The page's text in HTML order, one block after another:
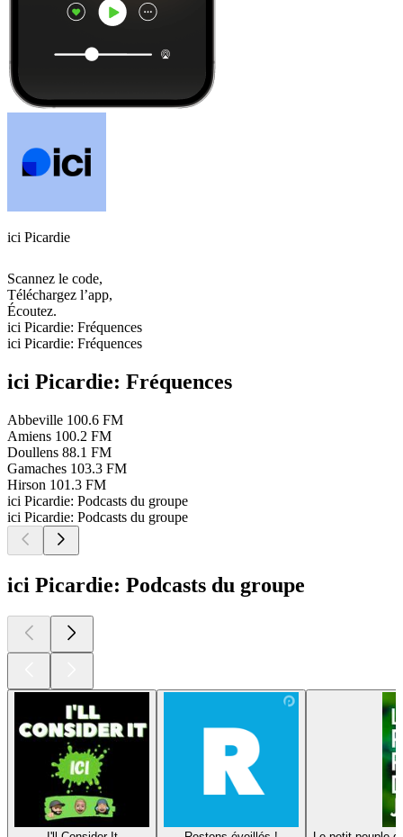
ici Picardie
Scannez le code,
Téléchargez l’app,
Écoutez.
ici Picardie: Fréquences
ici Picardie: Fréquences
ici Picardie: Fréquences
Abbeville 100.6 FM
Amiens 100.2 FM
Doullens 88.1 FM
Gamaches 103.3 FM
Hirson 101.3 FM
ici Picardie: Podcasts du groupe
ici Picardie: Podcasts du groupe
ici Picardie: Podcasts du groupe